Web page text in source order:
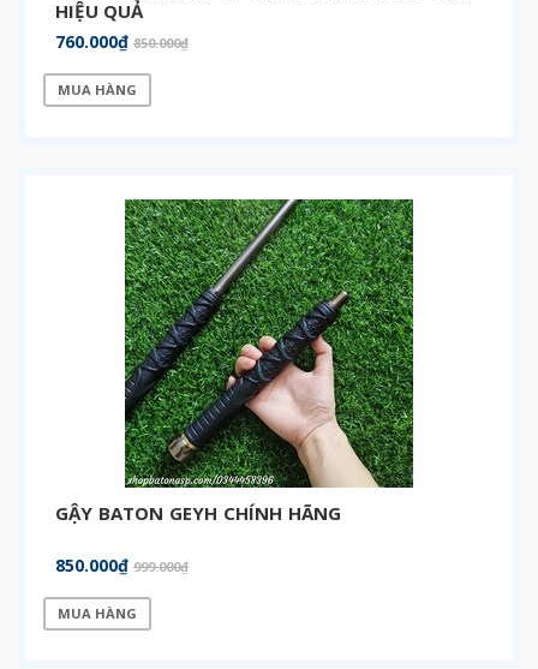
HIỆU QUẢ
760.000₫ 850.000₫
MUA HÀNG
GẬY BATON GEYH CHÍNH HÃNG
850.000₫ 999.000₫
MUA HÀNG